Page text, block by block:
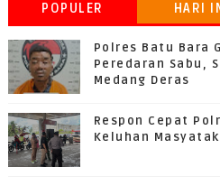
POPULER HARI
Polres Batu Bara
Peredaran Sabu,
Medang Deras
Respon Cepat
Keluhan